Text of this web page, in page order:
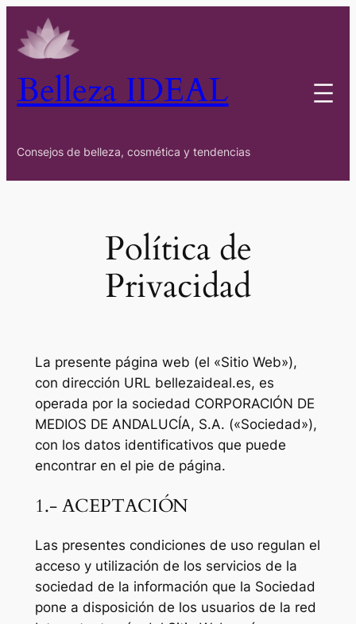
contenido
Belleza IDEAL
Consejos de belleza, cosmética y tendencias
Política de
Privacidad
La presente página web (el «Sitio Web»),
con dirección URL bellezaideal.es, es
operada por la sociedad CORPORACIÓN DE
MEDIOS DE ANDALUCÍA, S.A. («Sociedad»),
con los datos identificativos que puede
encontrar en el pie de página.
1.- ACEPTACIÓN
Las presentes condiciones de uso regulan el
acceso y utilización de los servicios de la
sociedad de la información que la Sociedad
pone a disposición de los usuarios de la red